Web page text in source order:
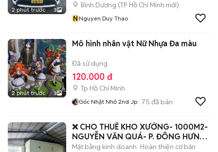
2 phút trước 3
Bình Dương (TP Hồ Chí Minh mới)
NNguyen Duy Thao
2 phút trước 3
Mô hình nhân vật Nữ Nhựa Đa màu
Đã sử dụng
120.000 đ
Tp Hồ Chí Minh
Góc Nhật Nhỏ 2nd Jp 75 đã bán
❌ CHO THUÊ KHO XƯỞNG- 1000M2-
NGUYỄN VĂN QUÁ- P. ĐÔNG HƯNG
THUẬN- Q 12
Mặt bằng kinh doanh Hoàn thiện cơ bản